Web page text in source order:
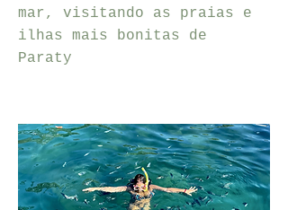
mar, visitando as praias e
ilhas mais bonitas de
Paraty